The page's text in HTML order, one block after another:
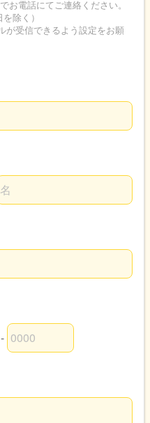
お電話にてご連絡ください。
除く）
受信できるよう設定をお願
前の名
-